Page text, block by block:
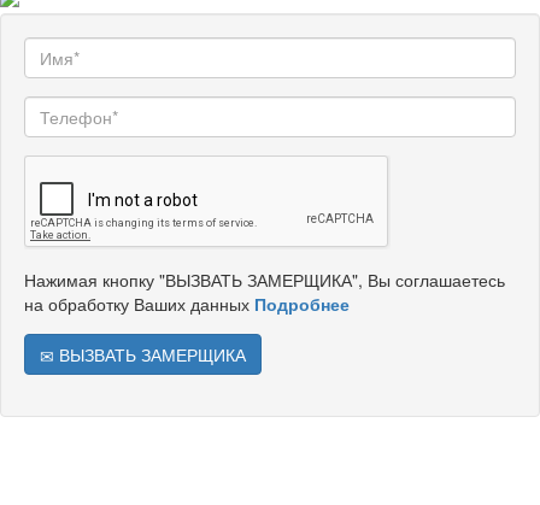
Нажимая кнопку "ВЫЗВАТЬ ЗАМЕРЩИКА", Вы соглашаетесь
на обработку Ваших данных Подробнее
ВЫЗВАТЬ ЗАМЕРЩИКА